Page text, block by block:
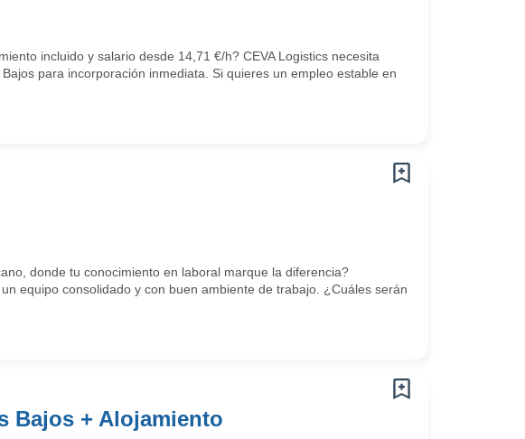
incluido y salario desde 14,71 €/h? CEVA Logistics necesita
para incorporación inmediata. Si quieres un empleo estable en
donde tu conocimiento en laboral marque la diferencia?
equipo consolidado y con buen ambiente de trabajo. ¿Cuáles serán
Bajos + Alojamiento